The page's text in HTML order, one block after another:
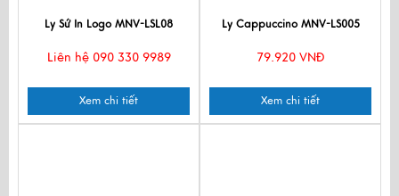
Ly Sứ In Logo MNV-LSL08
Liên hệ 090 330 9989
Xem chi tiết
Ly Cappuccino MNV-LS005
79.920 VNĐ
Xem chi tiết